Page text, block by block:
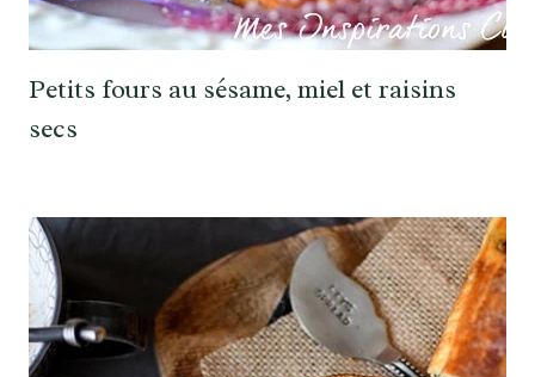
Petits fours au sésame, miel et raisins
secs